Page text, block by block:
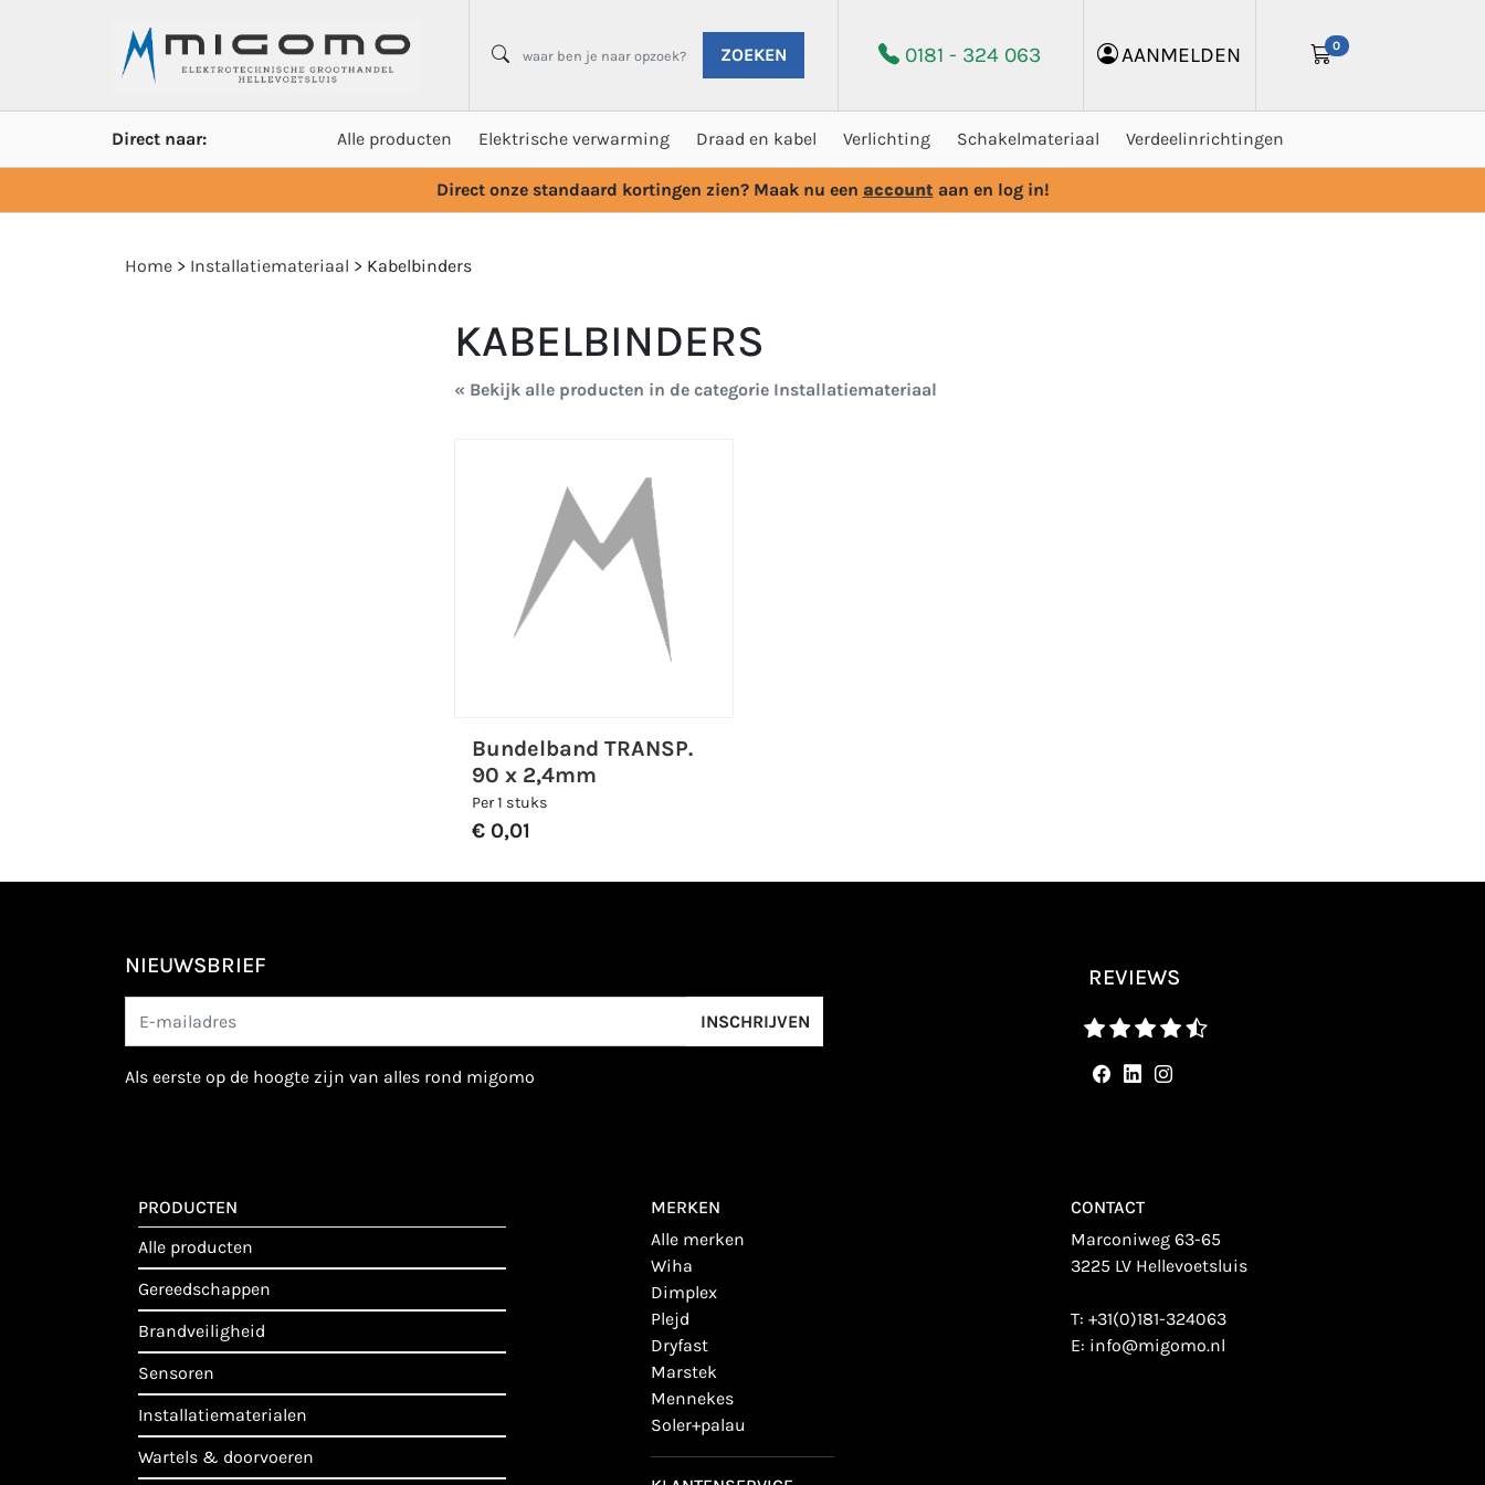
ZOEKEN 0181 - 324 063 AANMELDEN 0
Direct naar: Alle producten Elektrische verwarming Draad en kabel Verlichting Schakelmateriaal Verdeelinrichtingen
Direct onze standaard kortingen zien? Maak nu een account aan en log in!
Home > Installatiemateriaal > Kabelbinders
KABELBINDERS
« Bekijk alle producten in de categorie Installatiemateriaal
Bundelband TRANSP.
90 x 2,4mm
Per 1 stuks
€ 0,01
NIEUWSBRIEF
INSCHRIJVEN
als eerste op de hoogte zijn van alles rond migomo
REVIEWS
PRODUCTEN
alle producten
gereedschappen
brandveiligheid
sensoren
installatiematerialen
wartels & doorvoeren
MERKEN
alle merken
wiha
dimplex
plejd
dryfast
marstek
mennekes
soler+palau
CONTACT
Marconiweg 63-65
3225 LV Hellevoetsluis
T:+31(0)181-324063
E: info@migomo.nl